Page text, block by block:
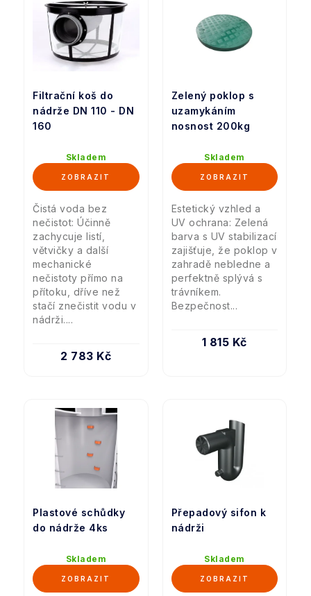
Filtrační koš do
nádrže DN 110 - DN
160
Skladem
2 783 Kč
Čistá voda bez
nečistot: Účinně
zachycuje listí,
větvičky a další
mechanické
nečistoty přímo na
přítoku, dříve než
stačí znečistit vodu v
nádrži....
Zelený poklop s
uzamykáním
nosnost 200kg
Skladem
1 815 Kč
Estetický vzhled a
UV ochrana: Zelená
barva s UV stabilizací
zajišťuje, že poklop v
zahradě nebledne a
perfektně splývá s
trávníkem.
Bezpečnost...
Plastové schůdky
do nádrže 4ks
Skladem
Přepadový sifon k
nádrži
Skladem